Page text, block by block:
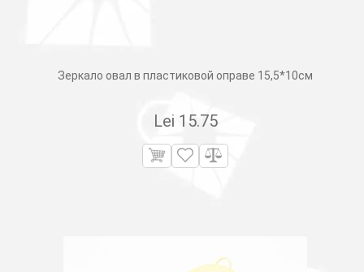
Зеркало овал в пластиковой оправе 15,5*10см
Lei 15.75